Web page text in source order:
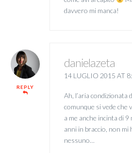
davvero mi manca!
REPLY
danielazeta
14 LUGLIO 2015 AT
Ah, l’aria condizionata
comunque si vede che
a me anche incinta di 9
anni in braccio, non mi
nessuno…